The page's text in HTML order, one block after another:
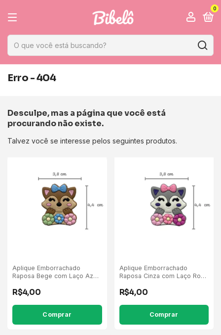
0
Erro - 404
Desculpe, mas a página que você está
procurando não existe.
Talvez você se interesse pelos seguintes produtos.
Aplique Emborrachado
Raposa Bege com Laço Azul
Unidades
R$4,00
Aplique Emborrachado
Raposa Cinza com Laço Rosa
Unidades
R$4,00